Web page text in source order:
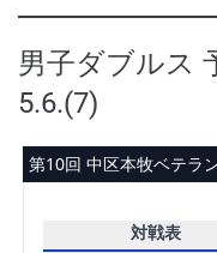
男子ダブルス
5.6.(7)